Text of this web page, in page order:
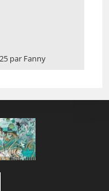
par Fanny